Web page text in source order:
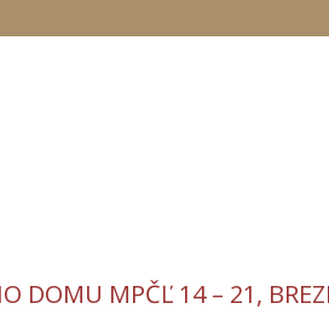
DOMU MPČĽ 14 – 21,